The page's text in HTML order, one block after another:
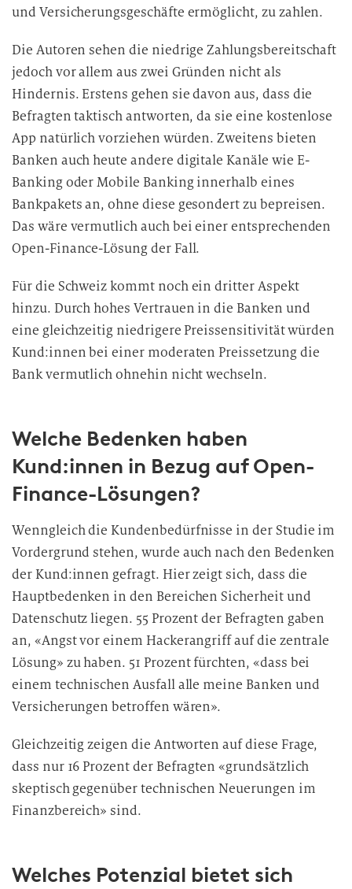
und Versicherungsgeschäfte ermöglicht, zu zahlen.
Die Autoren sehen die niedrige Zahlungsbereitschaft
jedoch vor allem aus zwei Gründen nicht als
Hindernis. Erstens gehen sie davon aus, dass die
Befragten taktisch antworten, da sie eine kostenlose
App natürlich vorziehen würden. Zweitens bieten
Banken auch heute andere digitale Kanäle wie E-
Banking oder Mobile Banking innerhalb eines
Bankpakets an, ohne diese gesondert zu bepreisen.
Das wäre vermutlich auch bei einer entsprechenden
Open-Finance-Lösung der Fall.
Für die Schweiz kommt noch ein dritter Aspekt
hinzu. Durch hohes Vertrauen in die Banken und
eine gleichzeitig niedrigere Preissensitivität würden
Kund:innen bei einer moderaten Preissetzung die
Bank vermutlich ohnehin nicht wechseln.
Welche Bedenken haben
Kund:innen in Bezug auf Open-
Finance-Lösungen?
Wenngleich die Kundenbedürfnisse in der Studie im
Vordergrund stehen, wurde auch nach den Bedenken
der Kund:innen gefragt. Hier zeigt sich, dass die
Hauptbedenken in den Bereichen Sicherheit und
Datenschutz liegen. 55 Prozent der Befragten gaben
an, «Angst vor einem Hackerangriff auf die zentrale
Lösung» zu haben. 51 Prozent fürchten, «dass bei
einem technischen Ausfall alle meine Banken und
Versicherungen betroffen wären».
Gleichzeitig zeigen die Antworten auf diese Frage,
dass nur 16 Prozent der Befragten «grundsätzlich
skeptisch gegenüber technischen Neuerungen im
Finanzbereich» sind.
Welches Potenzial bietet sich